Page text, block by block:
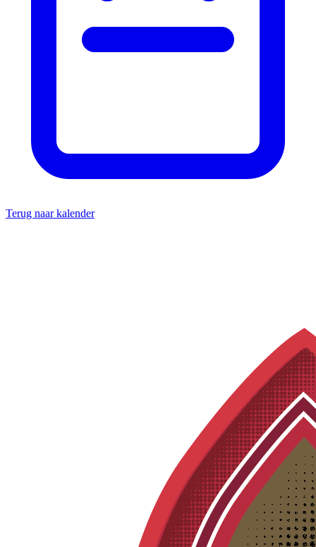
Terug naar kalender